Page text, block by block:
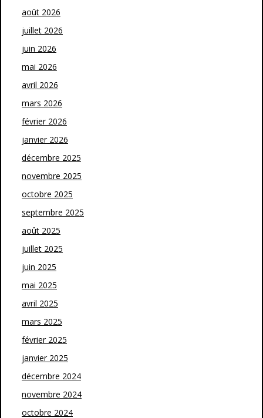
août 2026
juillet 2026
juin 2026
mai 2026
avril 2026
mars 2026
février 2026
janvier 2026
décembre 2025
novembre 2025
octobre 2025
septembre 2025
août 2025
juillet 2025
juin 2025
mai 2025
avril 2025
mars 2025
février 2025
janvier 2025
décembre 2024
novembre 2024
octobre 2024